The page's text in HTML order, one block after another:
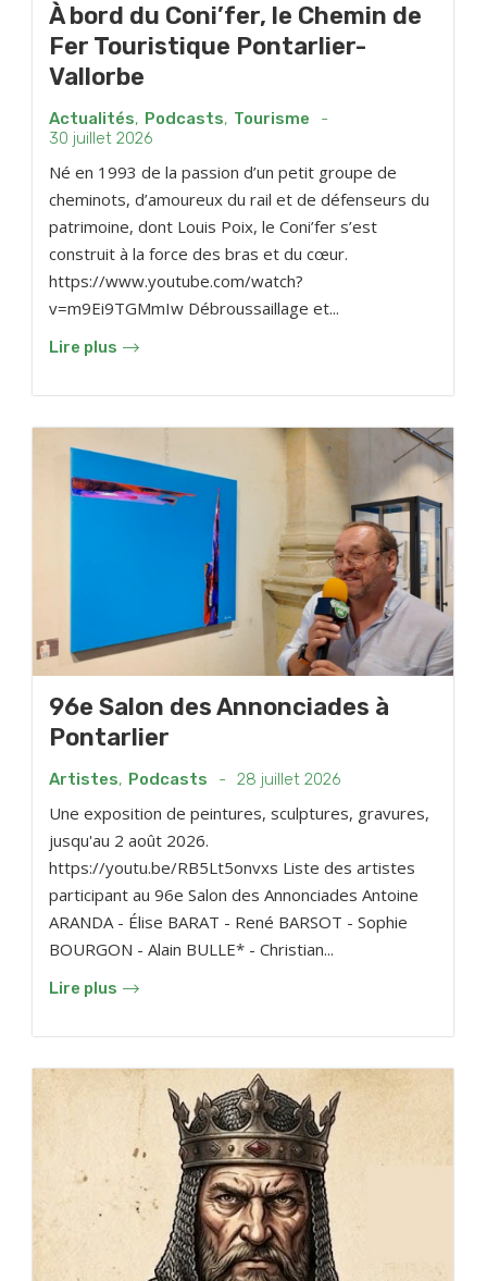
À bord du Coni’fer, le Chemin de
Fer Touristique Pontarlier-
Vallorbe
Actualités, Podcasts, Tourisme
-
30 juillet 2026
Né en 1993 de la passion d’un petit groupe de
cheminots, d’amoureux du rail et de défenseurs du
patrimoine, dont Louis Poix, le Coni’fer s’est
construit à la force des bras et du cœur.
https://www.youtube.com/watch?
v=m9Ei9TGMmIw Débroussaillage et...
Lire plus
96e Salon des Annonciades à
Pontarlier
Artistes, Podcasts - 28 juillet 2026
Une exposition de peintures, sculptures, gravures,
jusqu'au 2 août 2026.
https://youtu.be/RB5Lt5onvxs Liste des artistes
participant au 96e Salon des Annonciades Antoine
ARANDA - Élise BARAT - René BARSOT - Sophie
BOURGON - Alain BULLE* - Christian...
Lire plus